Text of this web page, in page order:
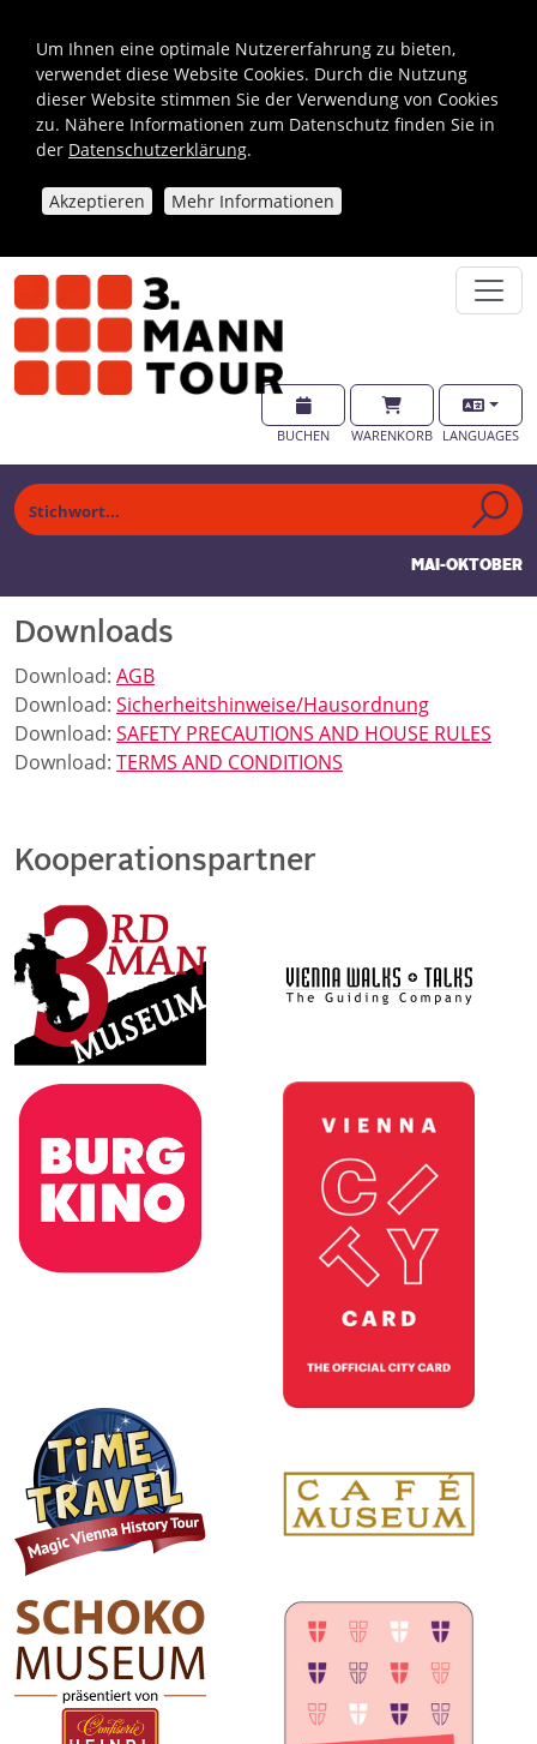
Um Ihnen eine optimale Nutzererfahrung zu bieten,
verwendet diese Website Cookies. Durch die Nutzung
dieser Website stimmen Sie der Verwendung von Cookies
zu. Nähere Informationen zum Datenschutz finden Sie in
der Datenschutzerklärung.
Akzeptieren Mehr Informationen
BUCHEN WARENKORB LANGUAGES
MAI-OKTOBER
Downloads
Download: AGB
Download: Sicherheitshinweise/Hausordnung
Download: SAFETY PRECAUTIONS AND HOUSE RULES
Download: TERMS AND CONDITIONS
Kooperationspartner